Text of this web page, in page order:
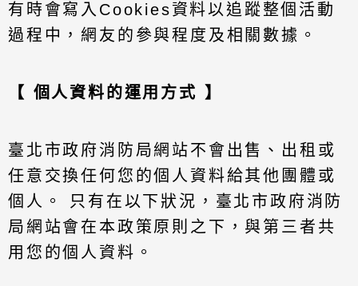
有時會寫入Cookies資料以追蹤整個活動
過程中，網友的參與程度及相關數據。
【 個人資料的運用方式 】
臺北市政府消防局網站不會出售、出租或
任意交換任何您的個人資料給其他團體或
個人。 只有在以下狀況，臺北市政府消防
局網站會在本政策原則之下，與第三者共
用您的個人資料。